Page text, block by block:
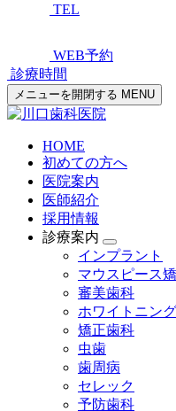
TEL
WEB予約
診療時間
メニューを開閉する MENU
HOME
初めての方へ
医院案内
医師紹介
採用情報
診療案内
インプラント
マウスピース
審美歯科
ホワイトニング
矯正歯科
虫歯
歯周病
セレック
予防歯科